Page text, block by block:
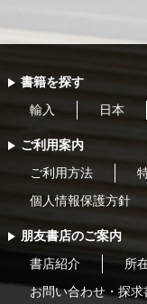
書籍を探す
輸入 日本
ご利用案内
ご利用方法
個人情報保護方針
朋友書店のご案内
書店紹介 所
お問い合わせ・探求